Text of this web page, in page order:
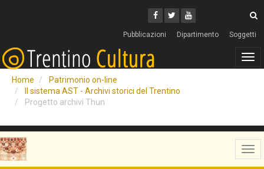
Facebook
Twitter
Youtube
Pubblicazioni Dipartimento Soggetti
Home
Patrimonio on-line
Il sistema AST - Archivi storici del Trentino
Progetto archivi Thun